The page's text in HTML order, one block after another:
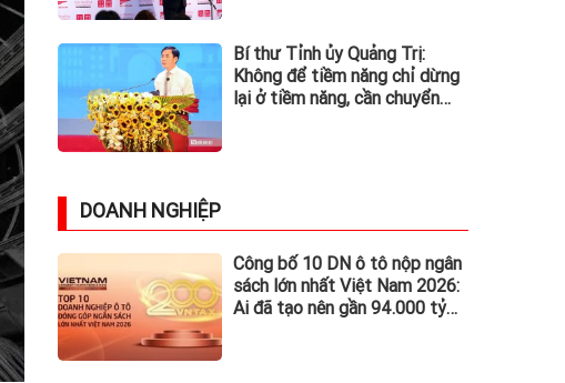
Neutrino
ngầm
Đông, Trung
11/10/2024.
(Ảnh: AP)
Bí thư Tỉnh ủy Quảng Trị:
Không để tiềm năng chỉ dừng
lại ở tiềm năng, cần chuyển
DOANH NGHIỆP
Công bố 10 DN ô tô nộp ngân
sách lớn nhất Việt Nam 2026:
Ai đã tạo nên gần 94.000 tỷ